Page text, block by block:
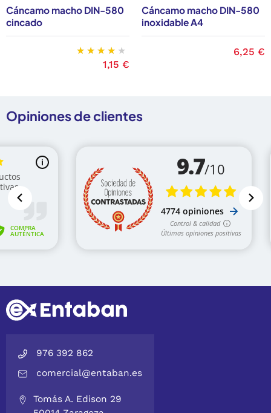
Cáncamo macho DIN-580
cincado
Precio
1,15 €
Cáncamo macho DIN-580
inoxidable A4
Precio
6,25 €
Opiniones de clientes
976 392 862
comercial@entaban.es
Tomás A. Edison 29